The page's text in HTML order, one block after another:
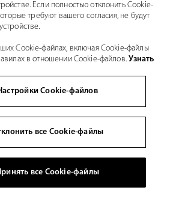
Если полностью отклонить Cookie-
требуют вашего согласия, не будут
Cookie-файлах, включая Cookie-файлы
в отношении Cookie-файлов.Узнать
Cookie-файлов
все Cookie-файлы
все Cookie-файлы